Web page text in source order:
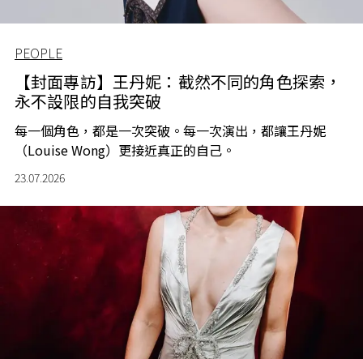
PEOPLE
【封面專訪】王丹妮：截然不同的角色探索，
永不設限的自我突破
每一個角色，都是一次突破。每一次演出，都讓王丹妮
（Louise Wong）更接近真正的自己。
23.07.2026